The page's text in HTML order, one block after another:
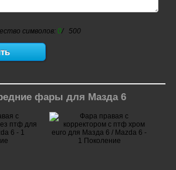
символов: 0/ 500
фары для Мазда 6